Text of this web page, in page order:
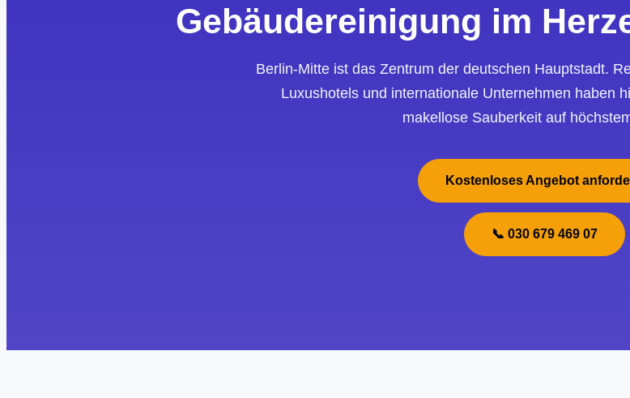
Gebäudereinigung im
Berlin-Mitte ist das Zentrum der deutschen Hauptstadt.
Luxushotels und internationale Unternehmen haben
makellose Sauberkeit auf
Kostenloses Angebot
📞 030 679 469 07